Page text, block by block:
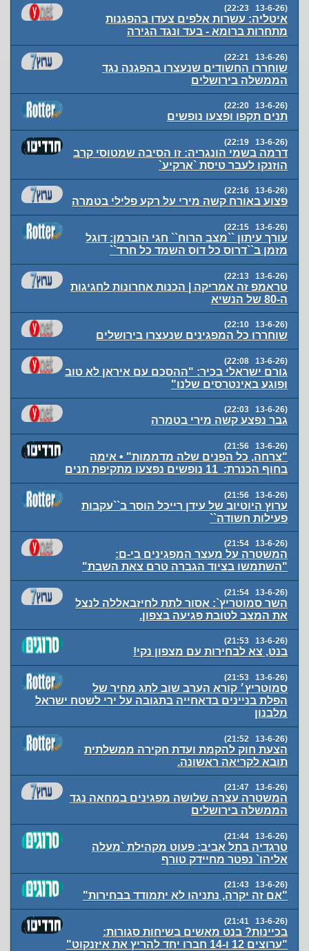
(13-6-26 22:23)
איטליה: עשרות אלפים צעדו בהפגנות
מתחרות ברומא - בעד ונגד הגירה
(13-6-26 22:21)
שוחררו החשודים שנעצרו בהפגנה נגד
הממשלה בירושלים
(13-6-26 22:20)
תנים תקפו ופצעו נופשים
(13-6-26 22:19)
דרמה בשמי הונגריה: זו הסיבה שמטוסי קרב
הוזנקו לעבר טיסת `ארקיע`
(13-6-26 22:16)
פצוע באורח קשה מירי על רקע פלילי בטמרה
(13-6-26 22:15)
עורך עיתון ``מצב הרוח`` חגי הוברמן: דוגל
מזמן ב``דרוס כל דוס השמד כל חרד``
(13-6-26 22:13)
טראמפ זה אמריקה | הכנות אחרונות לחגיגות
ה-80 של הנשיא
(13-6-26 22:10)
שוחררו כל המפגינים שנעצרו בירושלים
(13-6-26 22:08)
גורם ישראלי בכיר: "ההסכם עם איראן לא טוב
ופוגע באינטרסים שלנו"
(13-6-26 22:03)
גבר נפצע קשה מירי בטמרה
(13-6-26 21:56)
"צרחה, כל הפנים שלה מדממות" • אימה
בחוף הכנרת: 11 נופשים נפצעו מתקיפת תנים
(13-6-26 21:56)
ערוץ היוטיוב של עידן רייכל הוסר ב``עקבות
פעילות חשודה``
(13-6-26 21:54)
המשטרה על מעצר המפגינים בי-ם:
"השתמשו בציוד הגברה טרם צאת השבת"
(13-6-26 21:54)
השר סמוטריץ`: אסור לתת לחיזבאללה לנצל
את המצב לטובת פגיעה בצפון.
(13-6-26 21:53)
בנט, צא לבחירות עם מצפון נקי!
(13-6-26 21:53)
סמוטריץ׳ קורא הערב שוב לתג מחיר של
הפלת בניינים בדאחייה בתגובה על ירי לשטח ישראל
מלבנון
(13-6-26 21:52)
הצעת חוק להקמת ועדת חקירה ממשלתית
תובא לקריאה ראשונה.
(13-6-26 21:47)
המשטרה עצרה שלושה מפגינים במחאה נגד
הממשלה בירושלים
(13-6-26 21:44)
טרגדיה בתל אביב: פעוט מקהילת `מעלה
אליהו` נפטר מחיידק טורף
(13-6-26 21:43)
"אם זה יקרה, נתניהו לא יתמודד בבחירות"
(13-6-26 21:41)
בכיינות? בנט מאשים בשיחות סגורות:
"ערוצים 12 ו-14 חברו יחד להריץ את איזנקוט"